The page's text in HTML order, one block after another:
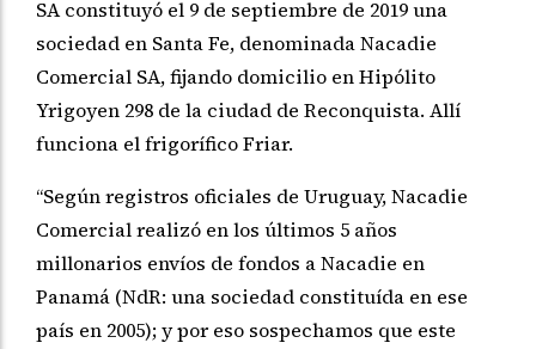
SA constituyó el 9 de septiembre de 2019 una
sociedad en Santa Fe, denominada Nacadie
Comercial SA, fijando domicilio en Hipólito
Yrigoyen 298 de la ciudad de Reconquista. Allí
funciona el frigorífico Friar.
“Según registros oficiales de Uruguay, Nacadie
Comercial realizó en los últimos 5 años
millonarios envíos de fondos a Nacadie en
Panamá (NdR: una sociedad constituída en ese
país en 2005); y por eso sospechamos que este